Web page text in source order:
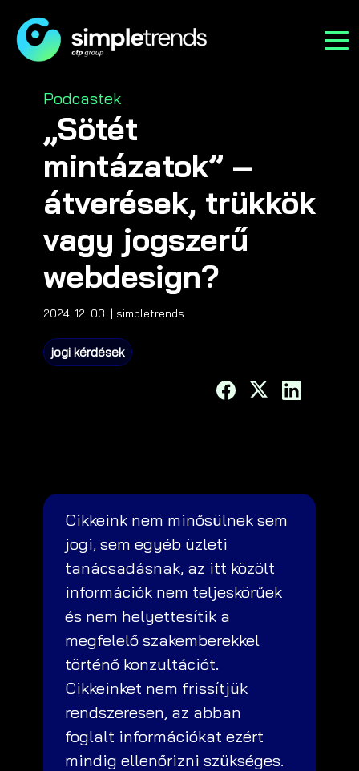
Categories
Podcastek
„Sötét
mintázatok” –
átverések, trükkök
vagy jogszerű
webdesign?
2024. 12. 03. | simpletrends
jogi kérdések
Cikkeink nem minősülnek sem
jogi, sem egyéb üzleti
tanácsadásnak, az itt közölt
információk nem teljeskörűek
és nem helyettesítik a
megfelelő szakemberekkel
történő konzultációt.
Cikkeinket nem frissítjük
rendszeresen, az abban
foglalt információkat ezért
mindig ellenőrizni szükséges.